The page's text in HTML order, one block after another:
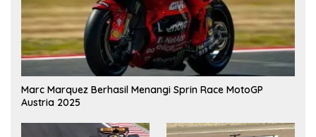
Marc Marquez Berhasil Menangi Sprin Race MotoGP
Austria 2025